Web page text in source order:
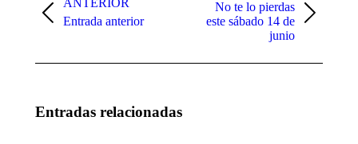
publicaciones
ANTERIOR
Publicación
Entrada anterior
Publicación
No te lo pierdas
este sábado 14 de
junio
Entradas relacionadas